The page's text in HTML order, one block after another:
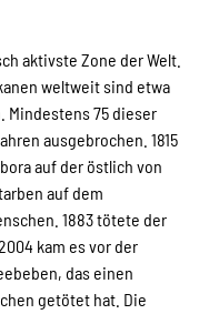
aktivste Zone der Welt.
weltweit sind etwa
Mindestens 75 dieser
ausgebrochen. 1815
auf der östlich von
auf dem
1883 tötete der
kam es vor der
das einen
getötet hat. Die